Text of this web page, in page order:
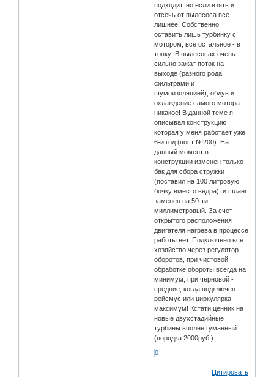
подходит, но если взять и
отсечь от пылесоса все
лишнее! Собственно
оставить лишь турбинку с
мотором, все остальное - в
топку! В пылесосах очень
сильно зажат поток на
выходе (разного рода
фильтрами и
шумоизоляцией), обдув и
охлаждение самого мотора
никакое! В данной теме я
описывал конструкцию
которая у меня работает уже
6-й год (пост №200). На
данный момент в
конструкции изменен только
бак для сбора стружки
(поставил на 100 литровую
бочку вместо ведра), и шланг
заменен на 50-ти
миллиметровый. За счет
открытого расположения
двигателя нагрева в процессе
работы нет. Подключено все
хозяйство через регулятор
оборотов, при чистовой
обработке обороты всегда на
минимум, при черновой -
средние, когда подключен
рейсмус или циркулярка -
максимум! Кстати ценник на
новые двухстадийные
турбины вполне гуманный
(порядка 2000руб.)
0
Цитировать